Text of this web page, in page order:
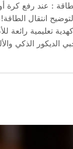
: عند رفع كرة أو
انتقال